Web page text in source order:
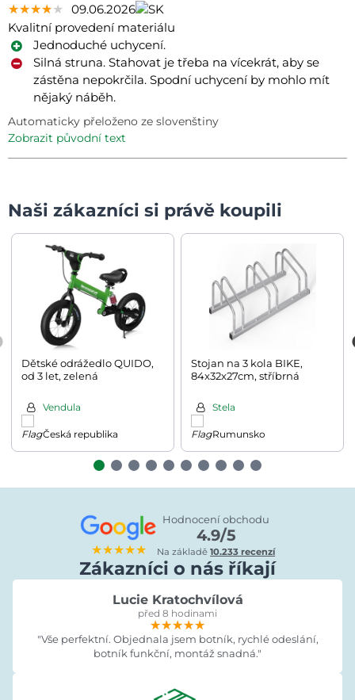
★★★★★
★★★★★
★★★★★ 09.06.2026
Kvalitní provedení materiálu
Jednoduché uchycení.
Silná struna. Stahovat je třeba na vícekrát, aby se
zástěna nepokrčila. Spodní uchycení by mohlo mít
nějaký náběh.
Automaticky přeloženo ze slovenštiny
zobrazit původní text
Naši zákazníci si právě koupili
Dětské odrážedlo QUIDO,
od 3 let, zelená
Vendula
Česká republika
Stojan na 3 kola BIKE,
84x32x27cm, stříbrná
Stela
Rumunsko
★★★★★
Hodnocení obchodu
4.9/5
Na základě10.233 recenzí
Zákazníci o nás říkají
Lucie Kratochvílová
před 8 hodinami
★★★★★
★★★★★
★★★★★
"Vše perfektní. Objednala jsem botník, rychlé odeslání,
botník funkční, montáž snadná."